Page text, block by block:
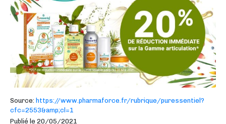
Source: https://www.pharmaforce.fr/rubrique/puressentiel?
cfc=2553&amp;cl=1
Publié le 20/05/2021